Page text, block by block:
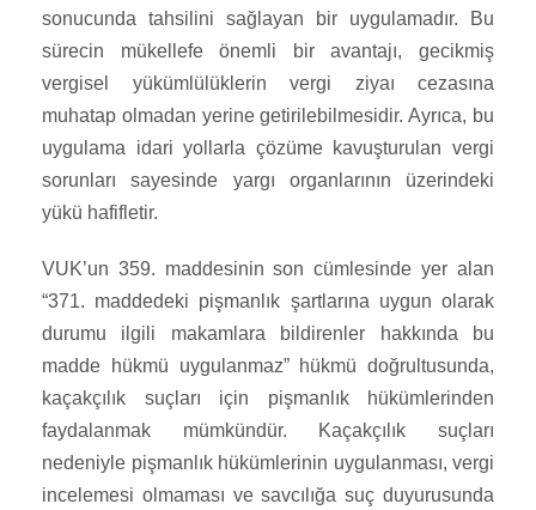
sonucunda tahsilini sağlayan bir uygulamadır. Bu
sürecin mükellefe önemli bir avantajı, gecikmiş
vergisel yükümlülüklerin vergi ziyaı cezasına
muhatap olmadan yerine getirilebilmesidir. Ayrıca, bu
uygulama idari yollarla çözüme kavuşturulan vergi
sorunları sayesinde yargı organlarının üzerindeki
yükü hafifletir.
VUK’un 359. maddesinin son cümlesinde yer alan
“371. maddedeki pişmanlık şartlarına uygun olarak
durumu ilgili makamlara bildirenler hakkında bu
madde hükmü uygulanmaz” hükmü doğrultusunda,
kaçakçılık suçları için pişmanlık hükümlerinden
faydalanmak mümkündür. Kaçakçılık suçları
nedeniyle pişmanlık hükümlerinin uygulanması, vergi
incelemesi olmaması ve savcılığa suç duyurusunda